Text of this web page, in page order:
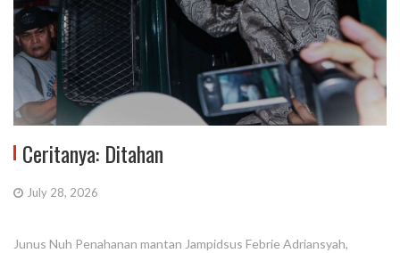
Ceritanya: Ditahan
July 28, 2026
Junus Nuh Penahanan mantan Jampidsus Febrie Adriansyah,